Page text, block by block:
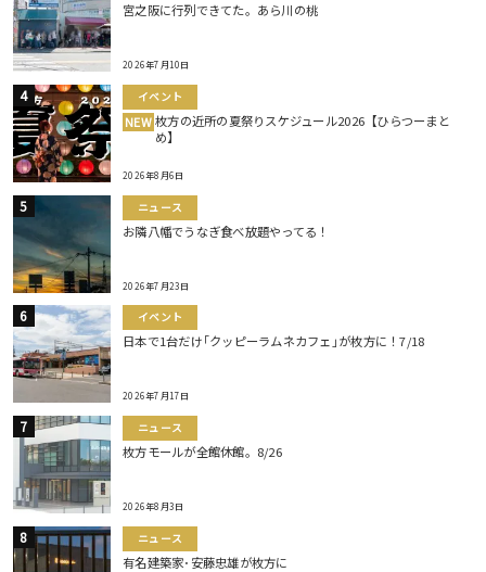
宮之阪に行列できてた。あら川の桃
2026年7月10日
イベント
NEW 枚方の近所の夏祭りスケジュール2026【ひらつーまと
め】
2026年8月6日
ニュース
お隣八幡でうなぎ食べ放題やってる！
2026年7月23日
イベント
日本で1台だけ｢クッピーラムネカフェ｣が枚方に！7/18
2026年7月17日
ニュース
枚方モールが全館休館。8/26
2026年8月3日
ニュース
有名建築家･安藤忠雄が枚方に